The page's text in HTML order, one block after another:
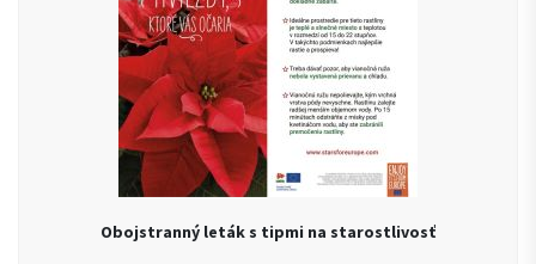
Obojstranný leták s tipmi na starostlivosť